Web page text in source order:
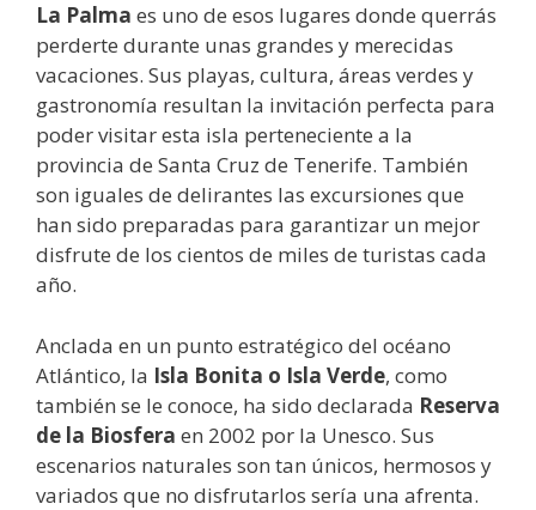
La Palma es uno de esos lugares donde querrás
perderte durante unas grandes y merecidas
vacaciones. Sus playas, cultura, áreas verdes y
gastronomía resultan la invitación perfecta para
poder visitar esta isla perteneciente a la
provincia de Santa Cruz de Tenerife. También
son iguales de delirantes las excursiones que
han sido preparadas para garantizar un mejor
disfrute de los cientos de miles de turistas cada
año.
Anclada en un punto estratégico del océano
Atlántico, la Isla Bonita o Isla Verde, como
también se le conoce, ha sido declarada Reserva
de la Biosfera en 2002 por la Unesco. Sus
escenarios naturales son tan únicos, hermosos y
variados que no disfrutarlos sería una afrenta.